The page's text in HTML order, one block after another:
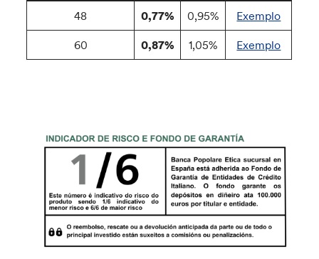
48 0,77% 0,95% Exemplo
60 0,87% 1,05% Exemplo